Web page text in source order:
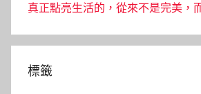
真正點亮生活的，從來不是完美，
標籤